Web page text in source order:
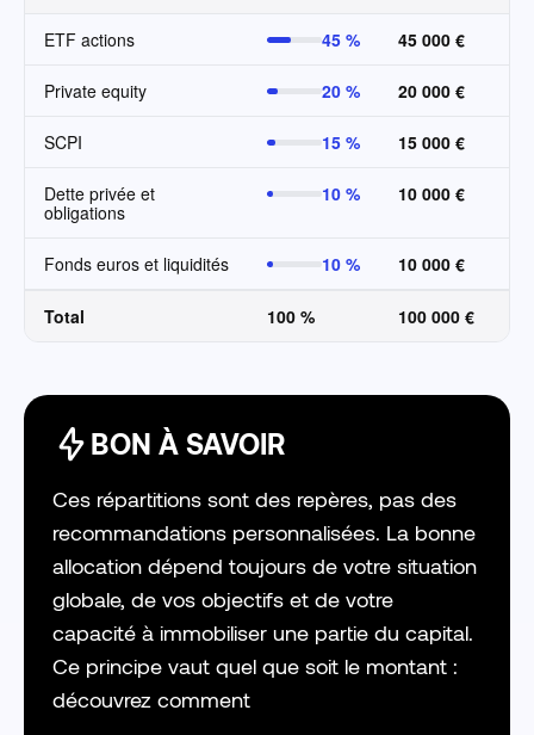
ETF actions 45 % 45 000 €
Private equity 20 % 20 000 €
SCPI 15 % 15 000 €
Dette privée et
obligations
10 % 10 000 €
Fonds euros et liquidités 10 % 10 000 €
Total 100 % 100 000 €
BON À SAVOIR
Ces répartitions sont des repères, pas des
recommandations personnalisées. La bonne
allocation dépend toujours de votre situation
globale, de vos objectifs et de votre
capacité à immobiliser une partie du capital.
Ce principe vaut quel que soit le montant :
découvrez comment